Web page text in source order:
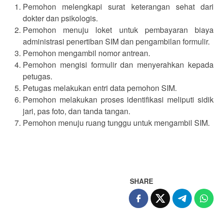
Pemohon melengkapi surat keterangan sehat dari
dokter dan psikologis.
Pemohon menuju loket untuk pembayaran biaya
administrasi penertiban SIM dan pengambilan formulir.
Pemohon mengambil nomor antrean.
Pemohon mengisi formulir dan menyerahkan kepada
petugas.
Petugas melakukan entri data pemohon SIM.
Pemohon melakukan proses identifikasi meliputi sidik
jari, pas foto, dan tanda tangan.
Pemohon menuju ruang tunggu untuk mengambil SIM.
SHARE